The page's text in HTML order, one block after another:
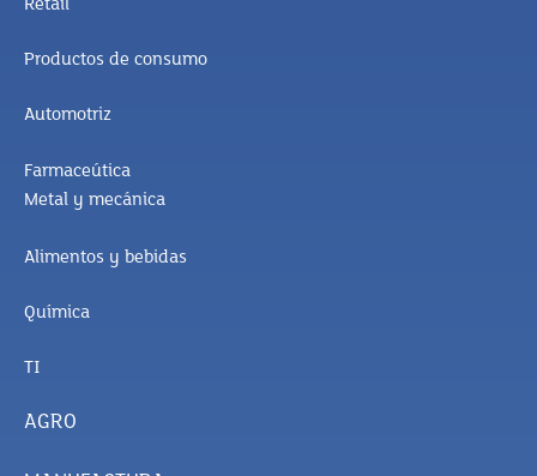
Retail
Productos de consumo
Automotriz
Farmaceútica
Metal y mecánica
Alimentos y bebidas
Química
TI
AGRO